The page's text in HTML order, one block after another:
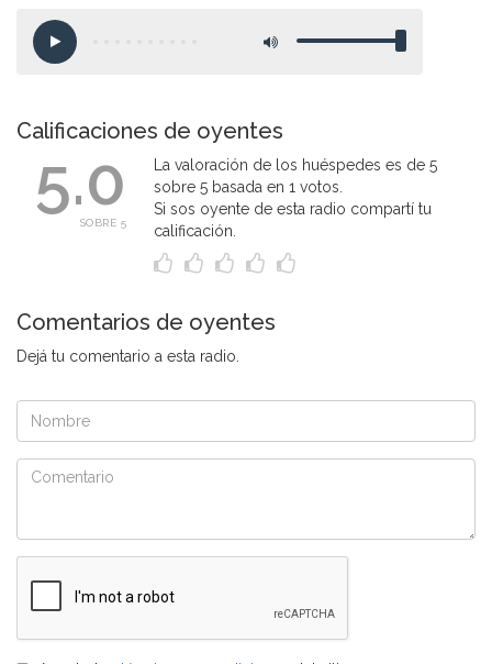
Calificaciones de oyentes
5.0
SOBRE 5
La valoración de los huéspedes es de 5
sobre 5 basada en 1 votos.
Si sos oyente de esta radio compartí tu
calificación.
Comentarios de oyentes
Dejá tu comentario a esta radio.